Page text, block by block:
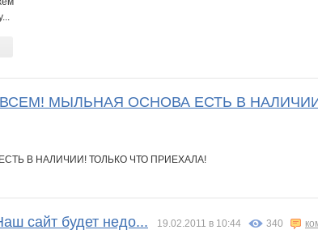
МЫЛЬНАЯ ОСНОВА ЕСТЬ В
В НАЛИЧИИ! ТОЛЬКО ЧТО ПРИЕХАЛА!
сайт будет недо... 19.02.2011 в 10:44 340